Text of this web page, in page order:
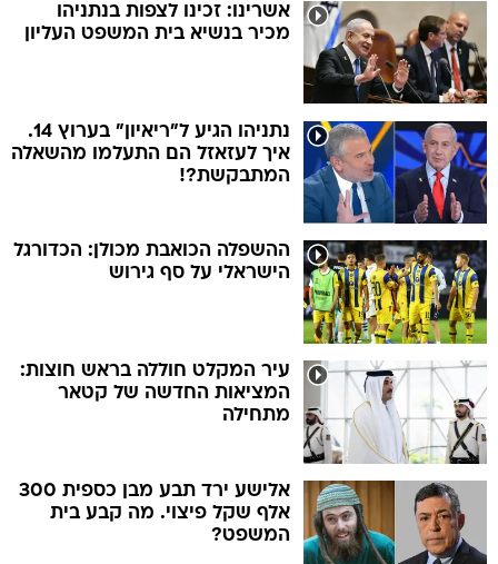
אשרינו: זכינו לצפות בנתניהו
מכיר בנשיא בית המשפט העליון
נתניהו הגיע ל"ריאיון" בערוץ 14.
איך לעזאזל הם התעלמו מהשאלה
המתבקשת?!
ההשפלה הכואבת מכולן: הכדורגל
הישראלי על סף גירוש
עיר המקלט חוללה בראש חוצות:
המציאות החדשה של קטאר
מתחילה
אלישע ירד תבע מבן כספית 300
אלף שקל פיצוי. מה קבע בית
המשפט?